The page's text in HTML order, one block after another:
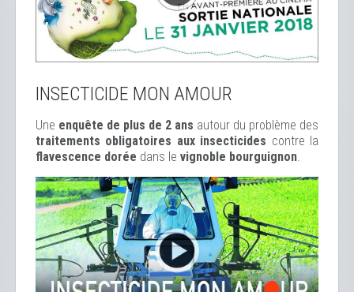
INSECTICIDE MON AMOUR
Une enquête de plus de 2 ans autour du problème des
traitements obligatoires aux insecticides contre la
flavescence dorée dans le vignoble bourguignon.